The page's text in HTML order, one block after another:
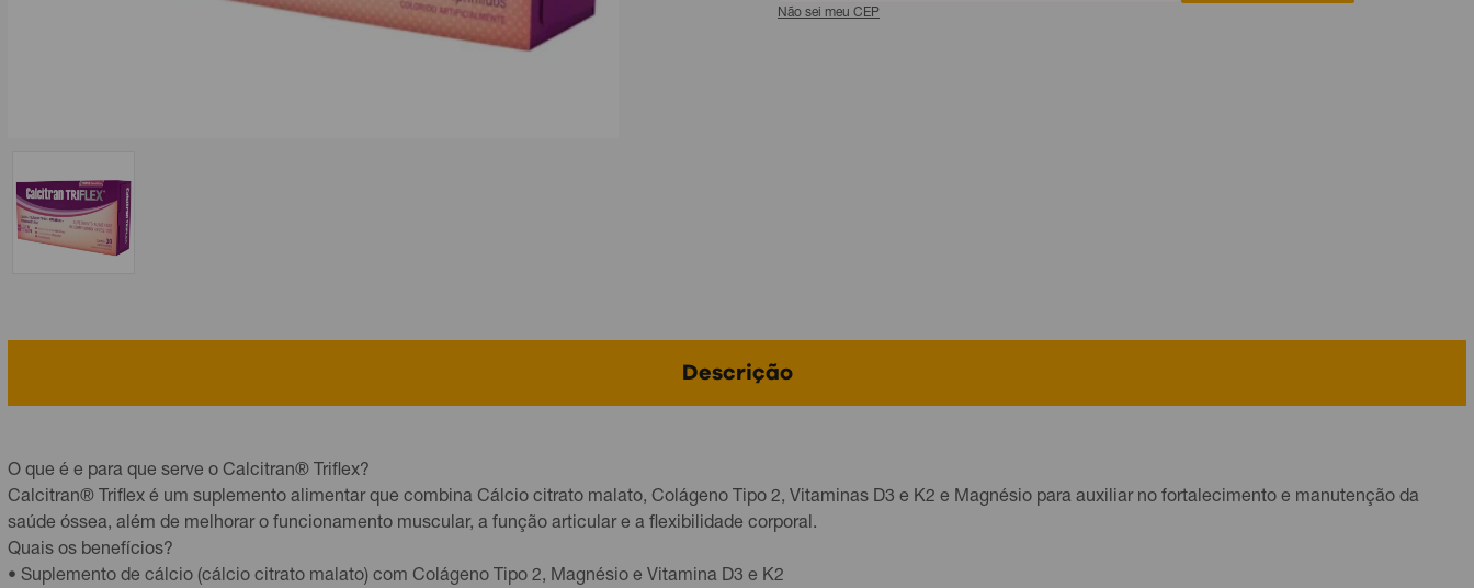
Não sei meu CEP
Descrição
O que é e para que serve o Calcitran® Triflex?
Calcitran® Triflex é um suplemento alimentar que combina Cálcio citrato malato, Colágeno Tipo 2, Vitaminas D3 e K2 e Magnésio para auxiliar no fortalecimento e manutenção da
saúde óssea, além de melhorar o funcionamento muscular, a função articular e a flexibilidade corporal.
Quais os benefícios?
• Suplemento de cálcio (cálcio citrato malato) com Colágeno Tipo 2, Magnésio e Vitamina D3 e K2